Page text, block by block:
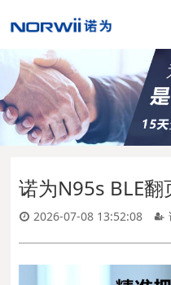
诺为N95s BLE翻
2026-07-08 13:52:08